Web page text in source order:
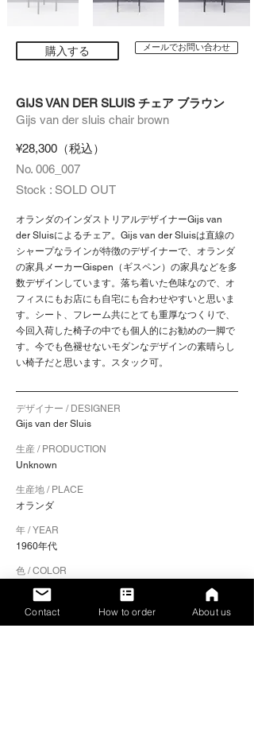
購入する メールでお問い合わせ
GIJS VAN DER SLUIS チェア ブラウン
Gijs van der sluis chair brown
¥28,300（税込）
No. 006_007
Stock : SOLD OUT
オランダのインダストリアルデザイナーGijs van
der Sluisによるチェア。Gijs van der Sluisは直線の
シャープなラインが特徴のデザイナーで、オランダ
の家具メーカーGispen（ギスペン）の家具などを多
数デザインしています。落ち着いた色味なので、オ
フィスにもお店にも自宅にも合わせやすいと思いま
す。シート、フレーム共にとても重厚なつくりで、
今回入荷した椅子の中でも個人的にお勧めの一脚で
す。今でも色褪せないモダンなデザインの素晴らし
い椅子だと思います。スタック可。
デザイナー / DESIGNER
Gijs van der Sluis
生産 / PRODUCTION
Unknown
生産地 / PLACE
オランダ
年 / YEAR
1960年代
色 / COLOR
フレーム：グレー / シート：ブラウン
素材 / MATERIALS
フレーム：スチール / シート：プライウッド
Contact How to order About us